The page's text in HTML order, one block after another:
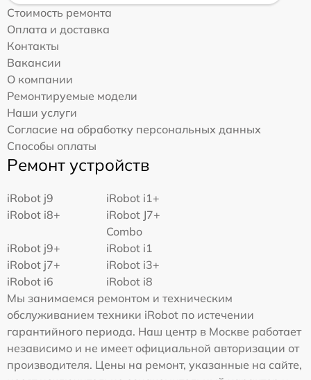
Стоимость ремонта
Оплата и доставка
Контакты
Вакансии
О компании
Ремонтируемые модели
Наши услуги
Согласие на обработку персональных данных
Способы оплаты
Ремонт устройств
iRobot j9
iRobot i1+
iRobot i8+
iRobot J7+
Combo
iRobot j9+
iRobot i1
iRobot j7+
iRobot i3+
iRobot i6
iRobot i8
Мы занимаемся ремонтом и техническим
обслуживанием техники iRobot по истечении
гарантийного периода. Наш центр в Москве работает
независимо и не имеет официальной авторизации от
производителя. Цены на ремонт, указанные на сайте,